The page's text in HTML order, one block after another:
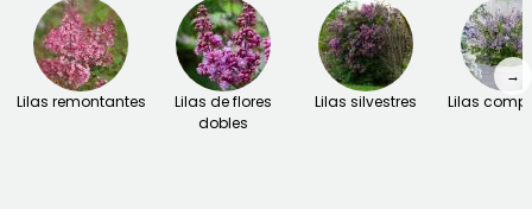
Lilas remontantes
Lilas de flores
dobles
Lilas silvestres Lilas
→